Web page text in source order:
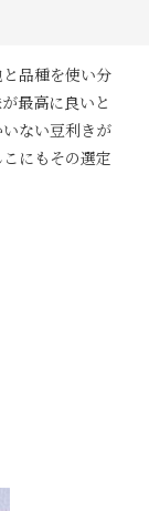
品種を使い分
最高に良いと
ない豆利きが
にもその選定